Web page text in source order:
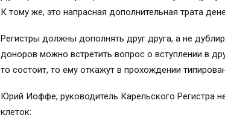
К тому же, это напрасная дополнительная трата
Регистры должны дополнять друг друга, а не
доноров можно встретить вопрос о вступлении в
то состоит, то ему откажут в прохождении
Юрий Иоффе, руководитель Карельского Регистра
клеток: